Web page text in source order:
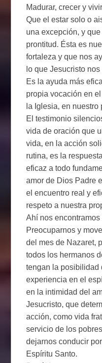
Madurar, crecer y
Que el estar solo o
una excepción, y
prontitud. Ésta es
fortaleza y que nos
lo que Jesucristo nos
Es la ayuda más
propia vocación en
la Iglesia, en nuestro
El testimonio
vida de oración que
vida, en la acción
rutina, es la
eficaz a todo
amor de Dios Padre
el encuentro real y
respeto a nuestra
Ahí nos
Preocuparnos y
del mes de Nazaret,
todos los hermanos
tengan la posibilidad
experiencia en el
en la intimidad del
Jesucristo, que
acción, como vida
servicio de los
dejarnos conducir por
Espíritu Santo.